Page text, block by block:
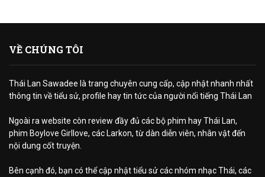
VỀ CHÚNG TÔI
Thái Lan Sawadee là trang chuyên cung cấp, cập nhật nhanh nhất
thông tin về tiểu sử, profile hay tin tức của người nổi tiếng Thái Lan
Ngoài ra website còn review đầy đủ các bộ phim hay Thái Lan,
phim Boylove Girllove, các Larkon, từ dàn diễn viên, nhân vật đến
nội dung cốt truyện.
Bên cạnh đó, bạn có thể cập nhật tiểu sử các nhóm nhạc Thái, các